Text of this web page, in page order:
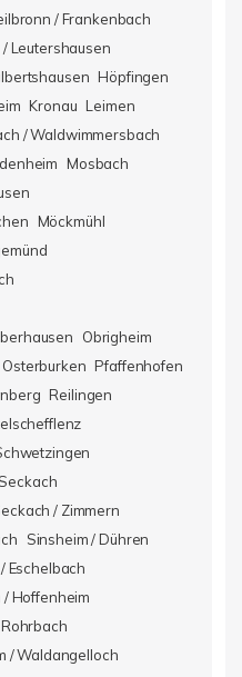
/ Frankenbach
Leutershausen
Höpfingen
Kronau Leimen
/ Waldwimmersbach
Mosbach
Möckmühl
Obrigheim
Osterburken Pfaffenhofen
Reilingen
Seckach
/ Zimmern
Sinsheim / Dühren
Eschelbach
/ Hoffenheim
/ Waldangelloch